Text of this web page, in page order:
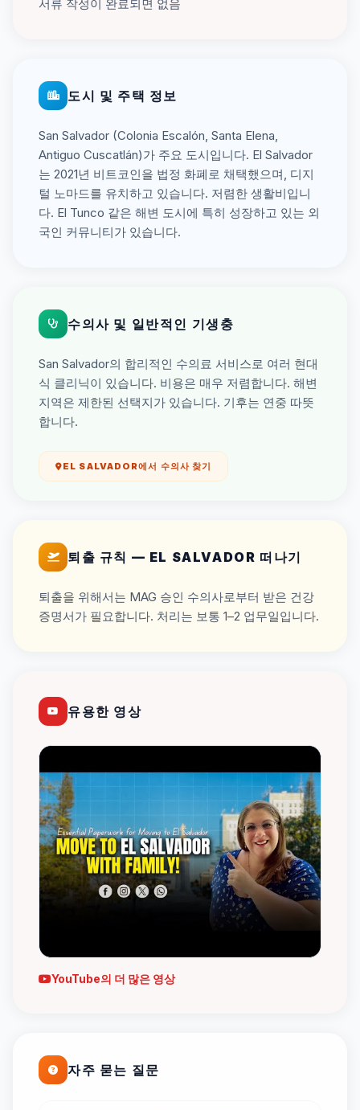
서류 작성이 완료되면 없음
도시 및 주택 정보
San Salvador (Colonia Escalón, Santa Elena,
Antiguo Cuscatlán)가 주요 도시입니다. El Salvador
는 2021년 비트코인을 법정 화폐로 채택했으며, 디지
털 노마드를 유치하고 있습니다. 저렴한 생활비입니
다. El Tunco 같은 해변 도시에 특히 성장하고 있는 외
국인 커뮤니티가 있습니다.
수의사 및 일반적인 기생충
San Salvador의 합리적인 수의료 서비스로 여러 현대
식 클리닉이 있습니다. 비용은 매우 저렴합니다. 해변
지역은 제한된 선택지가 있습니다. 기후는 연중 따뜻
합니다.
EL SALVADOR에서 수의사 찾기
퇴출 규칙 — EL SALVADOR 떠나기
퇴출을 위해서는 MAG 승인 수의사로부터 받은 건강
증명서가 필요합니다. 처리는 보통 1–2 업무일입니다.
유용한 영상
YouTube의 더 많은 영상
자주 묻는 질문